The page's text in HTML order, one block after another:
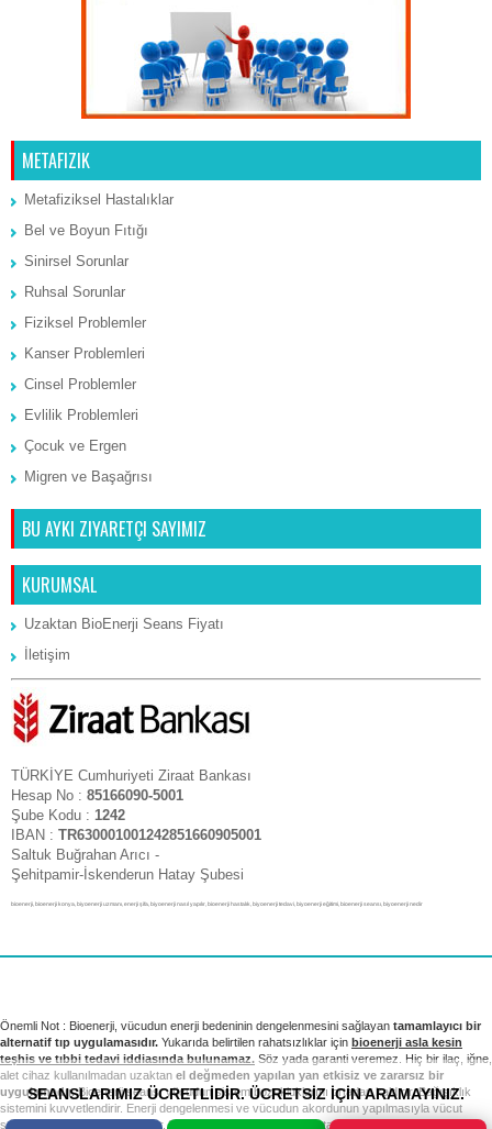
METAFIZIK
Metafiziksel Hastalıklar
Bel ve Boyun Fıtığı
Sinirsel Sorunlar
Ruhsal Sorunlar
Fiziksel Problemler
Kanser Problemleri
Cinsel Problemler
Evlilik Problemleri
Çocuk ve Ergen
Migren ve Başağrısı
BU AYKI ZIYARETÇI SAYIMIZ
KURUMSAL
Uzaktan BioEnerji Seans Fiyatı
İletişim
TÜRKİYE Cumhuriyeti Ziraat Bankası
Hesap No : 85166090-5001
Şube Kodu : 1242
IBAN : TR630001001242851660905001
Saltuk Buğrahan Arıcı -
Şehitpamir-İskenderun Hatay Şubesi
bioenerji, bioenerji konya, biyoenerji uzmanı, enerji şifa, biyoenerji nasıl yapılır, bioenerji hastalık, biyoenerji tedavi, biyoenerji eğitimi, bioenerji seansı, biyoenerji nedir
SEANSLARIMIZ ÜCRETLİDİR. ÜCRETSİZ İÇİN ARAMAYINIZ.
Önemli Not : Bioenerji, vücudun enerji bedeninin dengelenmesini sağlayan tamamlayıcı bir
alternatif tıp uygulamasıdır. Yukarıda belirtilen rahatsızlıklar için bioenerji asla kesin
teşhis ve tıbbi tedavi iddiasında bulunamaz. Söz yada garanti veremez. Hiç bir ilaç, iğne,
alet cihaz kullanılmadan uzaktan el değmeden yapılan yan etkisiz ve zararsız bir
uygulamadır.Bioenerji seansı vücudun sistem bozukluklarını ortadan kaldırır. Bağışıklık
sistemini kuvvetlendirir. Enerji dengelenmesi ve vücudun akordunun yapılmasıyla vücut
sağlıklı sistemini yeniden kurar. Tıbbi tedavi ve kontrollerinizi takip etmek sizin